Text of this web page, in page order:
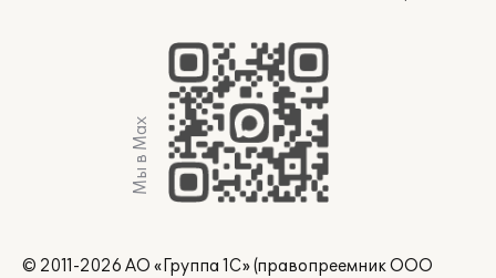
Мы в Max
© 2011-2026 АО «Группа 1С» (правопреемник ООО